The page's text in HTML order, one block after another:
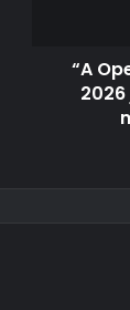
promete
“A